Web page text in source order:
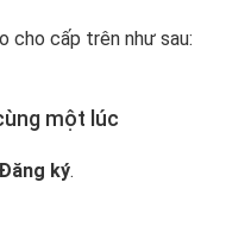
cho cấp trên như sau:
một lúc
Đăng ký.